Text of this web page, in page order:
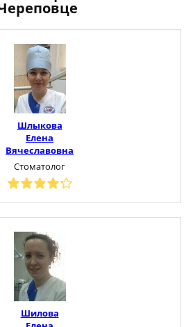
Шлыкова
Елена
Вячеславовна
Стоматолог
Шилова